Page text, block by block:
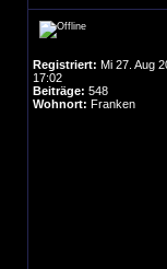
Registriert: Mi 27. Aug
17:02
Beiträge: 548
Wohnort: Franken